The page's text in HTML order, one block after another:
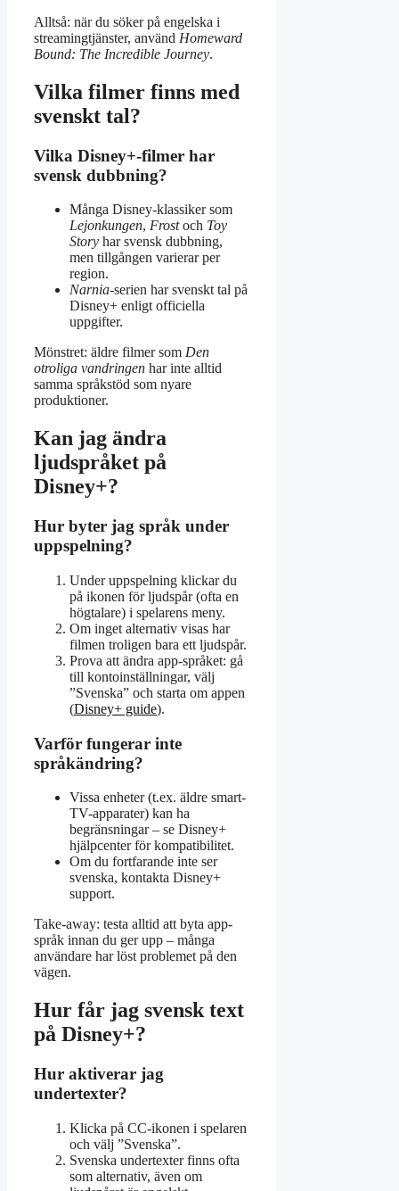
Alltså: när du söker på engelska i
streamingtjänster, använd Homeward
Bound: The Incredible Journey.
Vilka filmer finns med
svenskt tal?
Vilka Disney+-filmer har
svensk dubbning?
Många Disney-klassiker som
Lejonkungen, Frostoch Toy
Story har svensk dubbning,
men tillgången varierar per
region.
Narnia-serien har svenskt tal på
Disney+ enligt officiella
uppgifter.
Mönstret: äldre filmer som Den
otroliga vandringen har inte alltid
samma språkstöd som nyare
produktioner.
Kan jag ändra
ljudspråket på
Disney+?
Hur byter jag språk under
uppspelning?
Under uppspelning klickar du
på ikonen för ljudspår (ofta en
högtalare) i spelarens meny.
Om inget alternativ visas har
filmen troligen bara ett ljudspår.
Prova att ändra app-språket: gå
till kontoinställningar, välj
”Svenska” och starta om appen
(Disney+ guide).
Varför fungerar inte
språkändring?
Vissa enheter (t.ex. äldre smart-
TV-apparater) kan ha
begränsningar – se Disney+
hjälpcenter för kompatibilitet.
Om du fortfarande inte ser
svenska, kontakta Disney+
support.
Take-away: testa alltid att byta app-
språk innan du ger upp – många
användare har löst problemet på den
vägen.
Hur får jag svensk text
på Disney+?
Hur aktiverar jag
undertexter?
Klicka på CC-ikonen i spelaren
och välj ”Svenska”.
Svenska undertexter finns ofta
som alternativ, även om